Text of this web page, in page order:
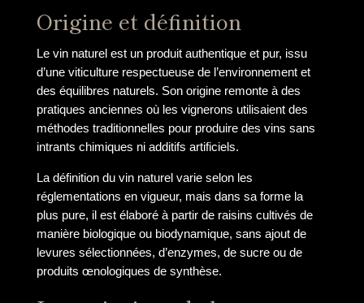
Origine et définition
Le vin naturel est un produit authentique et pur, issu
d’une viticulture respectueuse de l’environnement et
des équilibres naturels. Son origine remonte à des
pratiques anciennes où les vignerons utilisaient des
méthodes traditionnelles pour produire des vins sans
intrants chimiques ni additifs artificiels.
La définition du vin naturel varie selon les
réglementations en vigueur, mais dans sa forme la
plus pure, il est élaboré à partir de raisins cultivés de
manière biologique ou biodynamique, sans ajout de
levures sélectionnées, d’enzymes, de sucre ou de
produits œnologiques de synthèse.